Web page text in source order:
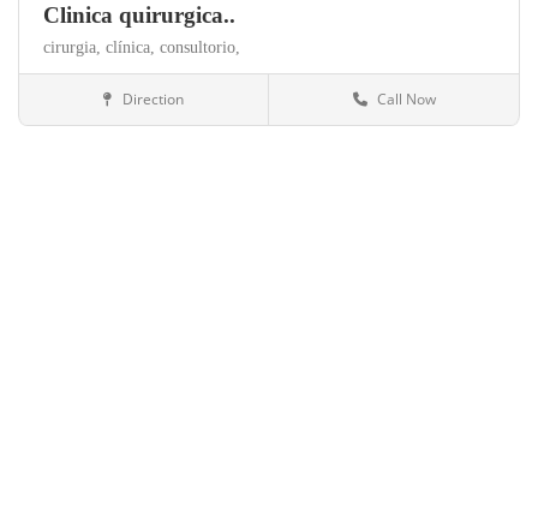
Clinica quirurgica..
cirurgia, clínica, consultorio,
Salud y belleza
Direction Call Now